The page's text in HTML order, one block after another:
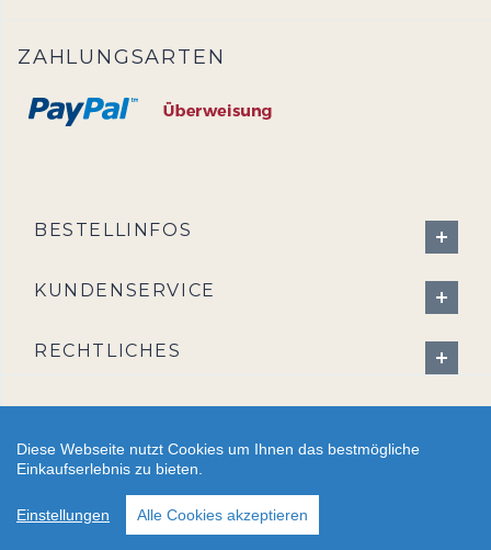
ZAHLUNGSARTEN
BESTELLINFOS
KUNDENSERVICE
RECHTLICHES
2026 - CreativBad-Shop.de
Diese Webseite nutzt Cookies um Ihnen das bestmögliche
Einkaufserlebnis zu bieten.
Einstellungen Alle Cookies akzeptieren